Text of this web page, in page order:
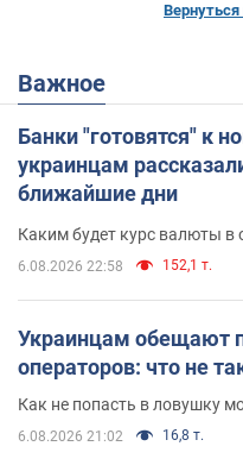
Вернуться
Важное
Банки "готовятся" к
украинцам
ближайшие дни
Каким будет курс валюты в
6.08.2026 22:58 152,1 т.
Украинцам обещают
операторов: что не
Как не попасть в ловушку
6.08.2026 21:02 16,8 т.